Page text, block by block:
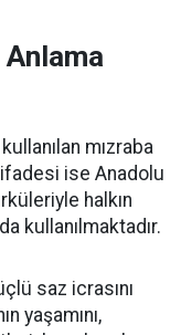
Anlama
mızraba
ise Anadolu
halkın
kullanılmaktadır.
saz icrasını
yaşamını,